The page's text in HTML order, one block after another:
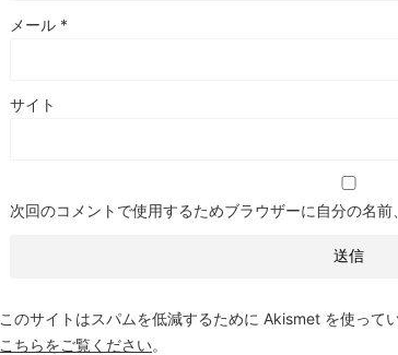
メール *
サイト
次回のコメントで使用するためブラウザーに自分の名前
このサイトはスパムを低減するために Akismet を使ってい
こちらをご覧ください。